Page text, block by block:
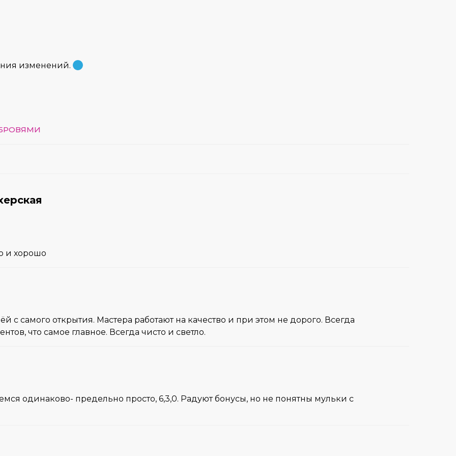
изменений.
и хорошо
с самого открытия. Мастера работают на качество и при этом не дорого. Всегда
что самое главное. Всегда чисто и светло.
одинаково- предельно просто, 6,3,0. Радуют бонусы, но не понятны мульки с